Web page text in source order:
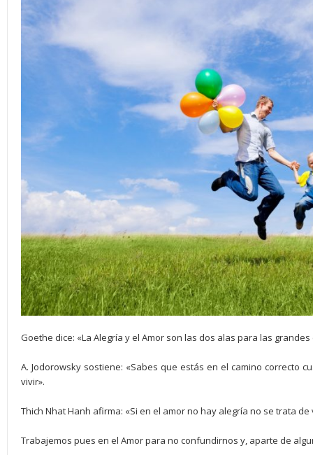
Goethe dice: «La Alegría y el Amor son las dos alas para las
A. Jodorowsky sostiene: «Sabes que estás en el camino correcto
vivir».
Thich Nhat Hanh afirma: «Si en el amor no hay alegría no se trata
Trabajemos pues en el Amor para no confundirnos y, aparte de